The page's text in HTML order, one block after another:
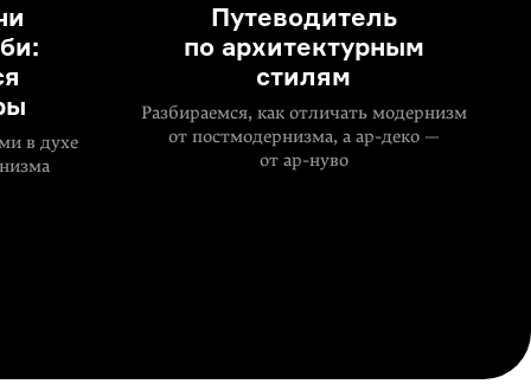
в духе
Путеводитель
по архитектурным
стилям
Разбираемся, как отличать модернизм
от постмодернизма, а ар-деко —
от ар-нуво